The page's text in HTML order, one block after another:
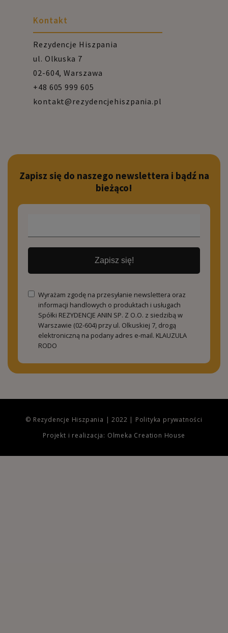
Kontakt
Rezydencje Hiszpania
ul. Olkuska 7
02-604, Warszawa
+48 605 999 605
kontakt@rezydencjehiszpania.pl
Zapisz się do naszego newslettera i bądź na
bieżąco!
Zapisz się!
Wyrażam zgodę na przesyłanie newslettera oraz
informacji handlowych o produktach i usługach
Spółki REZYDENCJE ANIN SP. Z O.O. z siedzibą w
Warszawie (02-604) przy ul. Olkuskiej 7, drogą
elektroniczną na podany adres e-mail. KLAUZULA
RODO
© Rezydencje Hiszpania | 2022 | Polityka prywatności
Projekt i realizacja: Olmeka Creation House